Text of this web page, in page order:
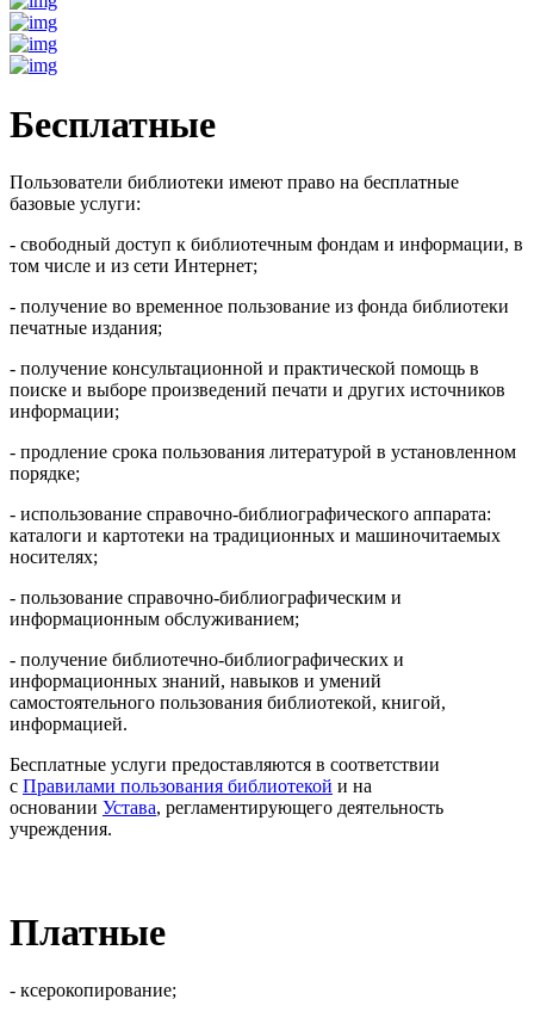
Бесплатные
Пользователи библиотеки имеют право на бесплатные
базовые услуги:
- свободный доступ к библиотечным фондам и информации, в
том числе и из сети Интернет;
- получение во временное пользование из фонда библиотеки
печатные издания;
- получение консультационной и практической помощь в
поиске и выборе произведений печати и других источников
информации;
- продление срока пользования литературой в установленном
порядке;
- использование справочно-библиографического аппарата:
каталоги и картотеки на традиционных и машиночитаемых
носителях;
- пользование справочно-библиографическим и
информационным обслуживанием;
- получение библиотечно-библиографических и
информационных знаний, навыков и умений
самостоятельного пользования библиотекой, книгой,
информацией.
Бесплатные услуги предоставляются в соответствии
с Правилами пользования библиотекой и на
основании Устава, регламентирующего деятельность
учреждения.
Платные
- ксерокопирование;